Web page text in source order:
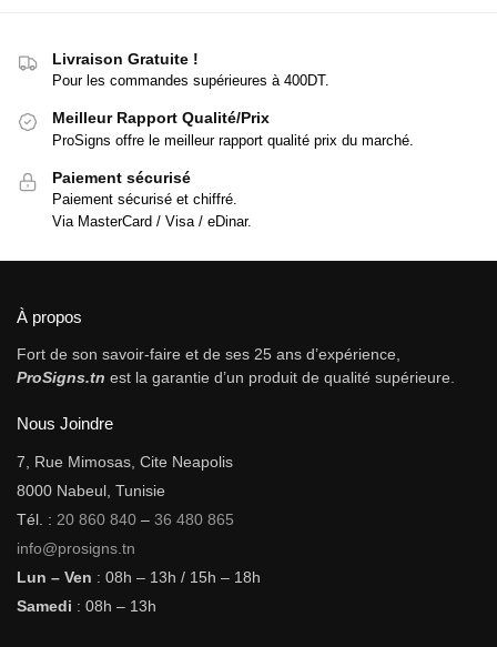
Livraison Gratuite !
Pour les commandes supérieures à 400DT.
Meilleur Rapport Qualité/Prix
ProSigns offre le meilleur rapport qualité prix du marché.
Paiement sécurisé
Paiement sécurisé et chiffré.
Via MasterCard / Visa / eDinar.
À propos
Fort de son savoir-faire et de ses 25 ans d’expérience,
ProSigns.tn est la garantie d’un produit de qualité supérieure.
Nous Joindre
7, Rue Mimosas, Cite Neapolis
8000 Nabeul, Tunisie
Tél. : 20 860 840 – 36 480 865
info@prosigns.tn
Lun – Ven : 08h – 13h / 15h – 18h
Samedi : 08h – 13h